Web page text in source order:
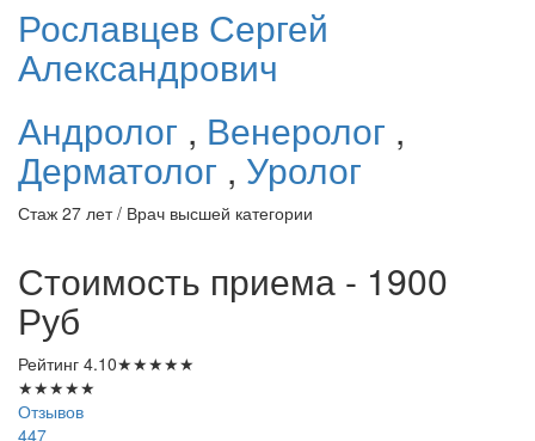
Рославцев Сергей
Александрович
Андролог , Венеролог ,
Дерматолог , Уролог
Стаж 27 лет / Врач высшей категории
Стоимость приема - 1900
Руб
Рейтинг 4.10★★★★★
★★★★★
Отзывов
447